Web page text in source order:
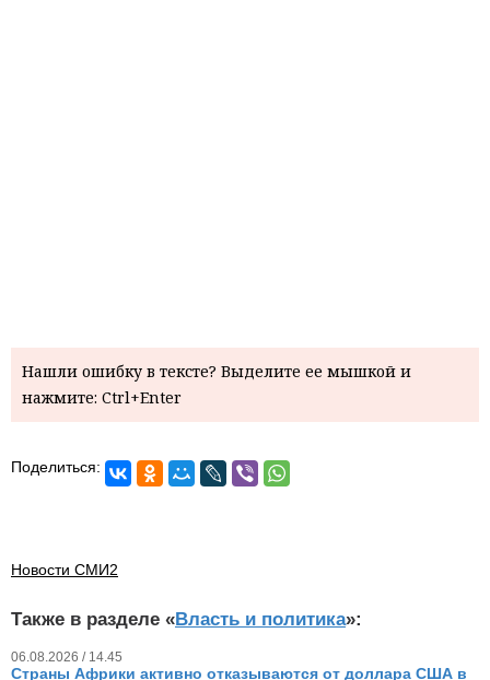
Нашли ошибку в тексте? Выделите ее мышкой и
нажмите: Ctrl+Enter
Поделиться:
Новости СМИ2
Также в разделе «Власть и политика»:
06.08.2026 / 14.45
Страны Африки активно отказываются от доллара США в